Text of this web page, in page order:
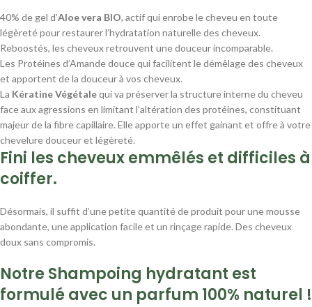
40% de gel d’Aloe vera BIO, actif qui enrobe le cheveu en toute
légèreté pour restaurer l’hydratation naturelle des cheveux.
Reboostés, les cheveux retrouvent une douceur incomparable.
Les Protéines d’Amande douce qui facilitent le démêlage des cheveux
et apportent de la douceur à vos cheveux.
La Kératine Végétalequi va préserver la structure interne du cheveu
face aux agressions en limitant l’altération des protéines, constituant
majeur de la fibre capillaire. Elle apporte un effet gainant et offre à votre
chevelure douceur et légèreté.
Fini les cheveux emmêlés et difficiles à
coiffer.
Désormais, il suffit d’une petite quantité de produit pour une mousse
abondante, une application facile et un rinçage rapide. Des cheveux
doux sans compromis.
Notre Shampoing hydratant est
formulé avec un parfum 100% naturel !